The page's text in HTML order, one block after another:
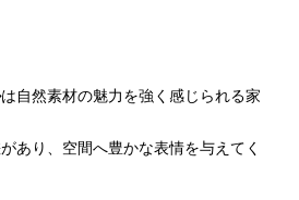
は自然素材の魅力を強く感じられる家
あり、空間へ豊かな表情を与えてく